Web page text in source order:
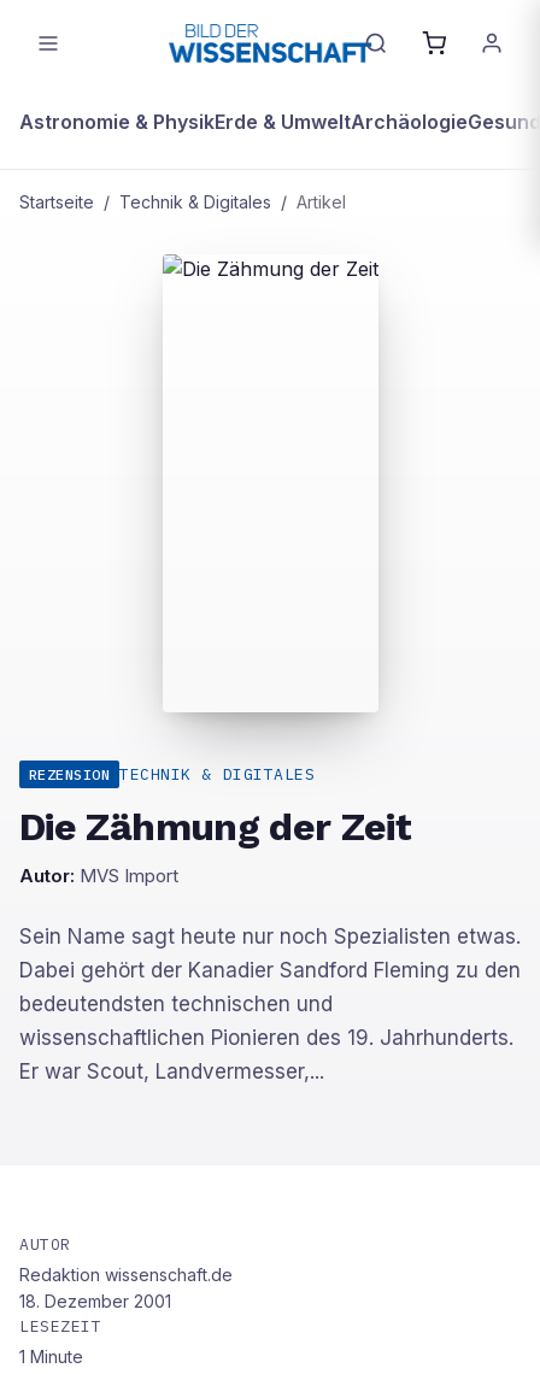
Astronomie & PhysikErde & UmweltArchäologie
Startseite / Technik & Digitales / Artikel
REZENSION TECHNIK & DIGITALES
Die Zähmung der Zeit
Autor: MVS Import
Sein Name sagt heute nur noch Spezialisten etwas.
Dabei gehört der Kanadier Sandford Fleming zu den
bedeutendsten technischen und
wissenschaftlichen Pionieren des 19. Jahrhunderts.
Er war Scout, Landvermesser,...
AUTOR
Redaktion wissenschaft.de
18. Dezember 2001
LESEZEIT
1 Minute